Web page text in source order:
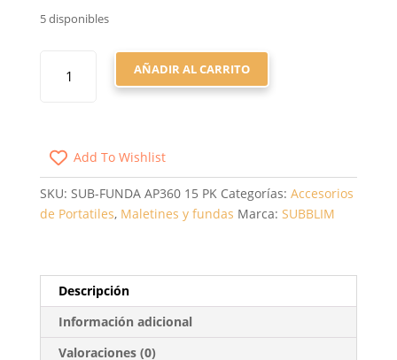
5 disponibles
SUBBLIM
SLEEVE
PARA
PORTÁTILES
HASTA
CANTIDAD
AÑADIR AL CARRITO
Add To Wishlist
SKU: SUB-FUNDA AP360 15 PK Categorías: Accesorios
de Portatiles, Maletines y fundas Marca: SUBBLIM
Descripción
Información adicional
Valoraciones (0)